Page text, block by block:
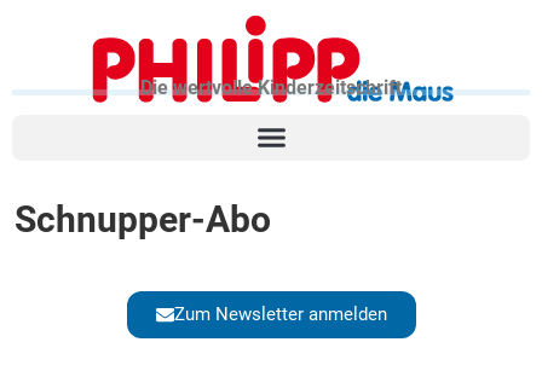
Die wertvolle Kinderzeitschrift
Schnupper-Abo
Zum Newsletter anmelden